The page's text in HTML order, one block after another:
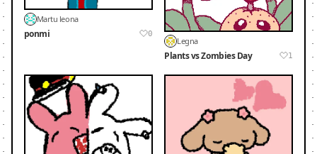
Martu leona
ponmi 0
Legna
Plants vs Zombies Day 1